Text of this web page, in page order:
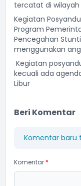
tercatat di wilayah
Kegiatan
Program
Pencegahan
menggunakan
Kegiatan
kecuali ada
Libur
Beri Komentar
Komentar baru
Komentar *